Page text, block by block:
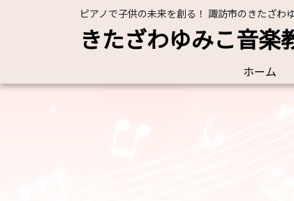
ピアノで子供の未来を創る！ 諏訪市のきたざわ
きたざわゆみこ音楽
ホーム